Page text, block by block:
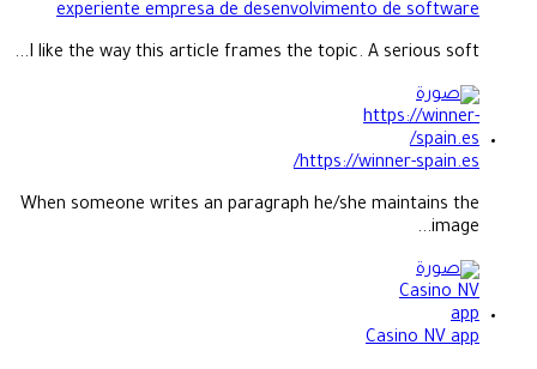
experiente empresa de desenvolvimento de software
I like the way this article frames the topic. A serious soft...
https://winner-spain.es/
When someone writes an paragraph he/she maintains the
image...
Casino NV app